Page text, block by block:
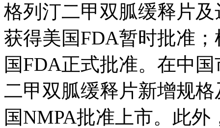
格列汀二甲双胍缓释片
获得美国FDA暂时批准
国FDA正式批准。在中
二甲双胍缓释片新增规
国NMPA批准上市。此